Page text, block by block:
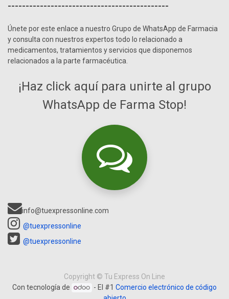
---------------------------------------------
Únete por este enlace a nuestro Grupo de WhatsApp de Farmacia
y consulta con nuestros expertos todo lo relacionado a
medicamentos, tratamientos y servicios que disponemos
relacionados a la parte farmacéutica.
¡Haz click aquí para unirte al grupo
WhatsApp de Farma Stop!
info@tuexpressonline.com
@tuexpressonline
@tuexpressonline
Copyright © Tu Express On Line
Con tecnología de
- El #1Comercio electrónico de código